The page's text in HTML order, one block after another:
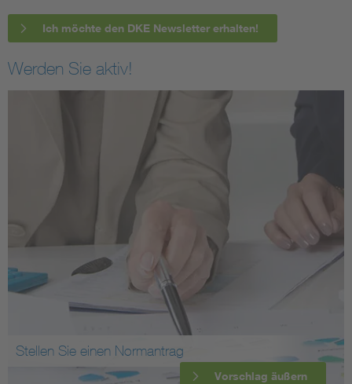
Ich möchte den DKE Newsletter erhalten!
Werden Sie aktiv!
Stellen Sie einen Normantrag
Vorschlag äußern